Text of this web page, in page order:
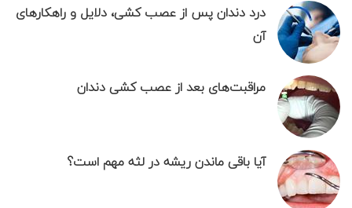
درد دندان پس از عصب کشی، دلایل و راهکارهای
آن
مراقبت‌های بعد از عصب کشی دندان
آیا باقی ماندن ریشه در لثه مهم است؟